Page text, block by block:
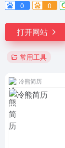
0
0
打开网站
常用工具
冷熊简历